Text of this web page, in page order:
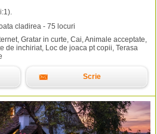
1).
cladirea - 75 locuri
Gratar in curte, Cai, Animale acceptate,
de inchiriat, Loc de joaca pt copii, Terasa
Scrie